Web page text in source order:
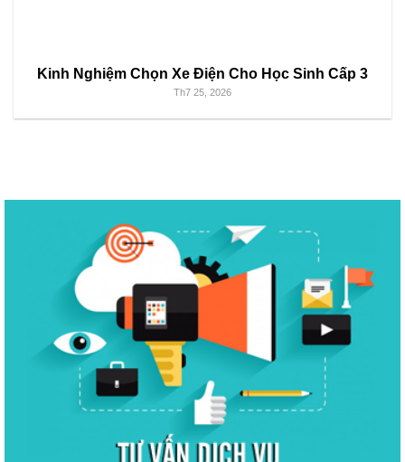
Kinh Nghiệm Chọn Xe Điện Cho Học Sinh Cấp 3
Th7 25, 2026